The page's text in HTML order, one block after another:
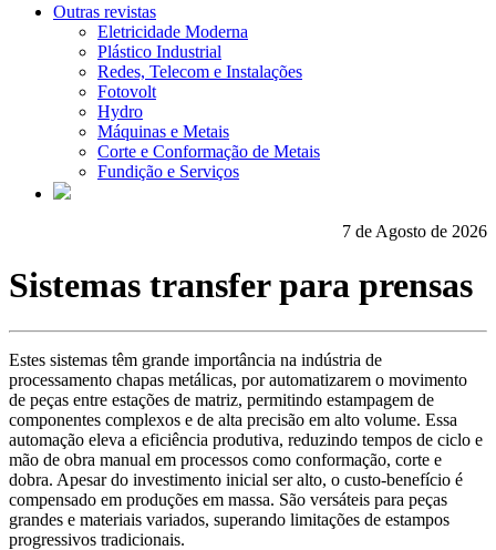
Outras revistas
Eletricidade Moderna
Plástico Industrial
Redes, Telecom e Instalações
Fotovolt
Hydro
Máquinas e Metais
Corte e Conformação de Metais
Fundição e Serviços
7 de Agosto de 2026
Sistemas transfer para prensas
Estes sistemas têm grande importância na indústria de
processamento chapas metálicas, por automatizarem o movimento
de peças entre estações de matriz, permitindo estampagem de
componentes complexos e de alta precisão em alto volume. Essa
automação eleva a eficiência produtiva, reduzindo tempos de ciclo e
mão de obra manual em processos como conformação, corte e
dobra. Apesar do investimento inicial ser alto, o custo-benefício é
compensado em produções em massa. São versáteis para peças
grandes e materiais variados, superando limitações de estampos
progressivos tradicionais.